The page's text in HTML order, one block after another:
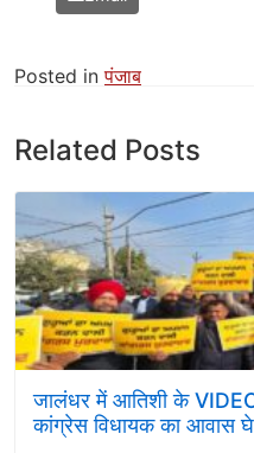
Posted inपंजाब
Related Posts
जालंधर में आतिशी के
कांग्रेस विधायक का आवास